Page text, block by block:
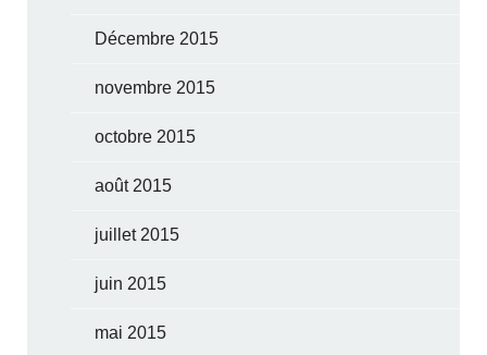
Décembre 2015
novembre 2015
octobre 2015
août 2015
juillet 2015
juin 2015
mai 2015